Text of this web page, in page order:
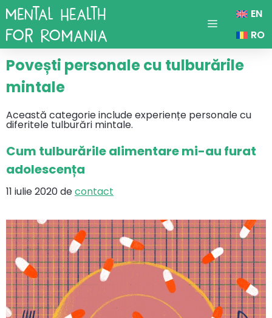
la
conținut Menu
EN
RO
Povești personale cu tulburările
mintale
Această categorie include experiențe personale cu
diferitele tulburări mintale.
Cum tulburările alimentare mi-au furat
adolescența
11 iulie 2020decontact